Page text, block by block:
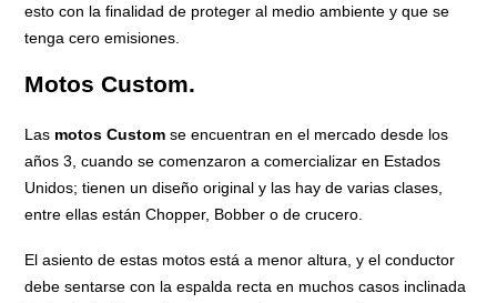
esto con la finalidad de proteger al medio ambiente y que se
tenga cero emisiones.
Motos Custom.
Las motos Custom se encuentran en el mercado desde los
años 3, cuando se comenzaron a comercializar en Estados
Unidos; tienen un diseño original y las hay de varias clases,
entre ellas están Chopper, Bobber o de crucero.
El asiento de estas motos está a menor altura, y el conductor
debe sentarse con la espalda recta en muchos casos inclinada